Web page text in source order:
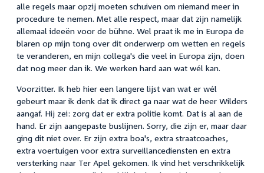
alle regels maar opzij moeten schuiven om niemand meer in
procedure te nemen. Met alle respect, maar dat zijn namelijk
allemaal ideeën voor de bühne. Wel praat ik me in Europa de
blaren op mijn tong over dit onderwerp om wetten en regels
te veranderen, en mijn collega's die veel in Europa zijn, doen
dat nog meer dan ik. We werken hard aan wat wél kan.
Voorzitter. Ik heb hier een langere lijst van wat er wél
gebeurt maar ik denk dat ik direct ga naar wat de heer Wilders
aangaf. Hij zei: zorg dat er extra politie komt. Dat is al aan de
hand. Er zijn aangepaste buslijnen. Sorry, die zijn er, maar daar
ging dit niet over. Er zijn extra boa's, extra straatcoaches,
extra voertuigen voor extra surveillancediensten en extra
versterking naar Ter Apel gekomen. Ik vind het verschrikkelijk